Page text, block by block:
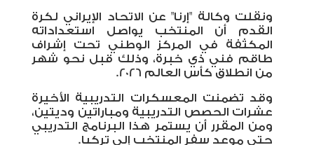
ونقلت وكالة "إرنا" عن الاتحاد الإيراني لكرة
القدم أن المنتخب يواصل استعداداته
المكثفة في المركز الوطني تحت إشراف
طاقم فني ذي خبرة، وذلك قبل نحو شهر
من انطلاق كأس العالم 2026
.
وقد تضمنت المعسكرات التدريبية الأخيرة
عشرات الحصص التدريبية ومباراتين وديتين،
ومن المقرر أن يستمر هذا البرنامج التدريبي
حتى موعد سفر المنتخب إلى تركيا.